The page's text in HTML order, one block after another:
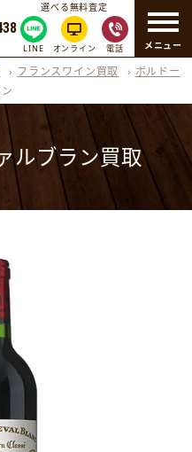
メニュー
選べる無料査定
LINE オンライン 電話
› フランスワイン買取 › ボルドー
ルブラン買取